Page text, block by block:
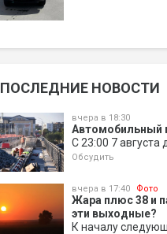
ПОСЛЕДНИЕ НОВОСТИ
вчера в 18:30
Автомобильный
С 23:00 7 августа
Обсудить
вчера в 17:40 Фото
Жара плюс 38 и
эти выходные?
К началу